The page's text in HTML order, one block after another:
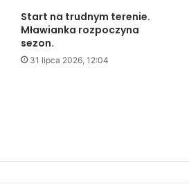
Start na trudnym terenie.
Mławianka rozpoczyna
sezon.
31 lipca 2026, 12:04